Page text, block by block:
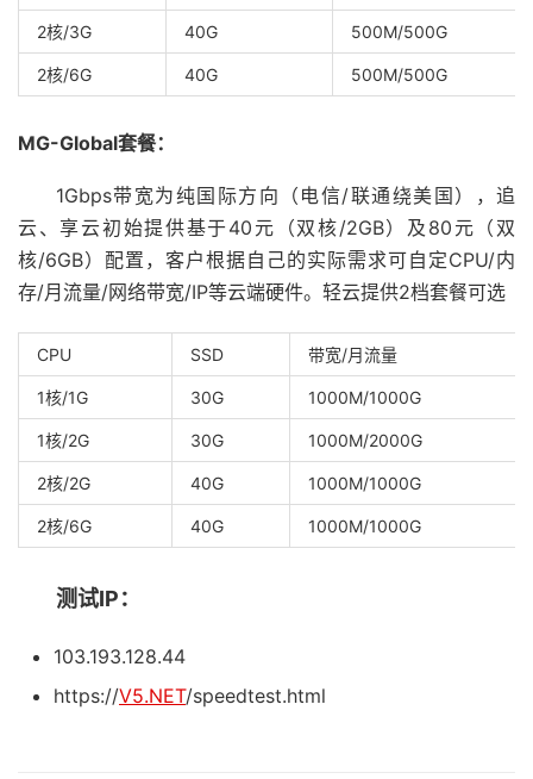
2核/3G 40G 500M/500G
2核/6G 40G 500M/500G
MG-Global套餐：
1Gbps带宽为纯国际方向（电信/联通绕美国），追
云、享云初始提供基于40元（双核/2GB）及80元（双
核/6GB）配置，客户根据自己的实际需求可自定CPU/内
存/月流量/网络带宽/IP等云端硬件。轻云提供2档套餐可选
CPU SSD 带宽/月流量
1核/1G 30G 1000M/1000G
1核/2G 30G 1000M/2000G
2核/2G 40G 1000M/1000G
2核/6G 40G 1000M/1000G
测试IP：
103.193.128.44
https://V5.NET/speedtest.html